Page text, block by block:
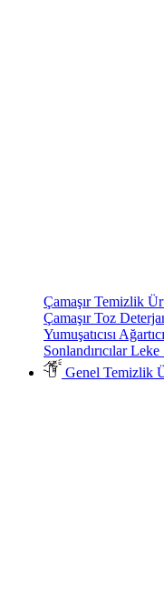
Çamaşır Temizlik
Çamaşır Toz
Yumuşatıcısı
SonlandırıcılarLeke
Genel Temizlik